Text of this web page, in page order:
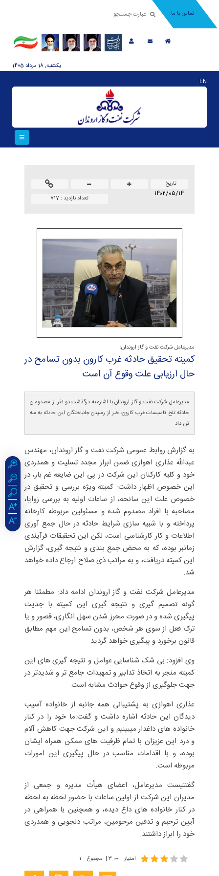
تماس با ما
يکشنبه, 18 مرداد 1405
EN
تاريخ :
۱۴۰۲/۰۵/۱۴ تعداد بازدید :717
مدیرعامل شرکت نفت و گاز اروندان:
كمیته تحقیق حادثه غرب كارون بدون تسامح در
حال ارزیابی علت وقوع آن است
مدیرعامل شرکت نفت و گاز اروندان با اشاره به درگذشت دو نفر از مصدومان
حادثه تلخ تاسیسات غرب کارون، خبر از رسیدن جانباختگان این حادثه به سه
تن داد.
به گزارش روابط عمومی شرکت نفت و گاز اروندان، مهندس
عبدالله عذاری اهوازی ضمن ابراز مجدد تسلیت و همدردی
خود و کلیه کارکنان این شرکت در پی این ضایعه غم بار، در
این خصوص اظهار داشت: کمیته ویژه بررسی و تحقیق در
خصوص علت این سانحه، از ساعات اولیه به بررسی زوایا،
مصاحبه با افراد مصدوم شده و مسئولین مربوطه کارخانه
پرداخته و با شبیه سازی شرایط حادثه در حال جمع آوری
اطلاعات و کار کارشناسی است، لکن این تحقیقات فرآیندی
زمانبر بوده، که به محض جمع بندی و نتیجه گیری، گزارش
این کمیته دریافت، و به مراتب ذی صلاح ارجاع داده خواهد
شد.
مدیرعامل شرکت نفت و گاز اروندان ادامه داد: مطمئنا هر
گونه تصمیم گیری و نتیجه گیری این کمیته با جدیت
پیگیری شده و در صورت محرز شدن سهل انگاری، قصور و یا
ترک فعل از سوی هر شخص، بدون تسامح این مهم مطابق
قانون برخورد و پیگیری خواهد گردید.
وی افزود: بی شک شناسایی عوامل و نتیجه گیری های این
کمیته منجر به اتخاذ تدابیر و تمهیدات جامع تر و شدیدتر در
جهت جلوگیری از وقوع حوادث مشابه است.
عذاری اهوازی به پشتیبانی همه جانبه از خانواده آسیب
دیدگان این حادثه اشاره داشت و گفت:ما خود را در کنار
خانواده های داغدار میبینیم و این شرکت جهت کاهش آلام
و درد این عزیزان با تمام ظرفیت های ممکن همراه ایشان
بوده، و با اقدامات مناسب در حال پیگیری این امورات
مربوطه است.
گفتنیست مدیرعامل، اعضای هیأت مدیره و جمعی از
مدیران این شرکت از اولین ساعات با حضور لحظه به لحظه
در کنار خانواده های داغ دیده، و همچنین با همراهی در
آیین ترحیم و تدفین مرحومین، مراتب دلجویی و همدردی
خود را ابراز داشتند.
امتیاز: ۳.۰۰ | مجموع : ۱